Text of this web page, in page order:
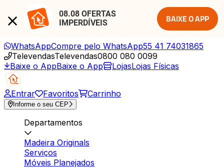
08.08 OFERTAS
IMPERDÍVEIS
BAIXE O APP
WhatsAppCompre pelo WhatsApp55 41 74031865
TelevendasTelevendas0800 080 0099
Baixe o AppBaixe o App LojasLojas Físicas
Entrar Favoritos Carrinho
Informe o seu CEP
Departamentos
Madeira Originals
Serviços
Móveis Planejados